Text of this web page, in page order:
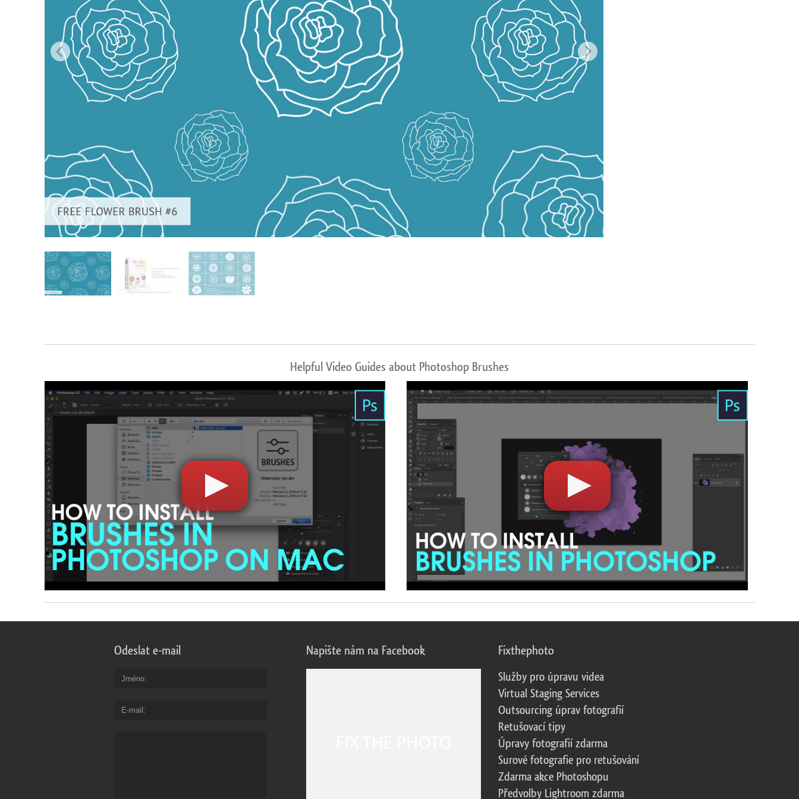
Služby retušování produktů Služby retušování šperků Data pro výcvik AI
Helpful Video Guides about Photoshop Brushes
Odeslat e-mail
Jméno
E-mail
Napište nám na Facebook Fixthephoto
Služby pro úpravu videa
Virtual Staging Services
Outsourcing úprav fotografií
Retušovací tipy
Úpravy fotografií zdarma
Surové fotografie pro retušování
Zdarma akce Photoshopu
Předvolby Lightroom zdarma